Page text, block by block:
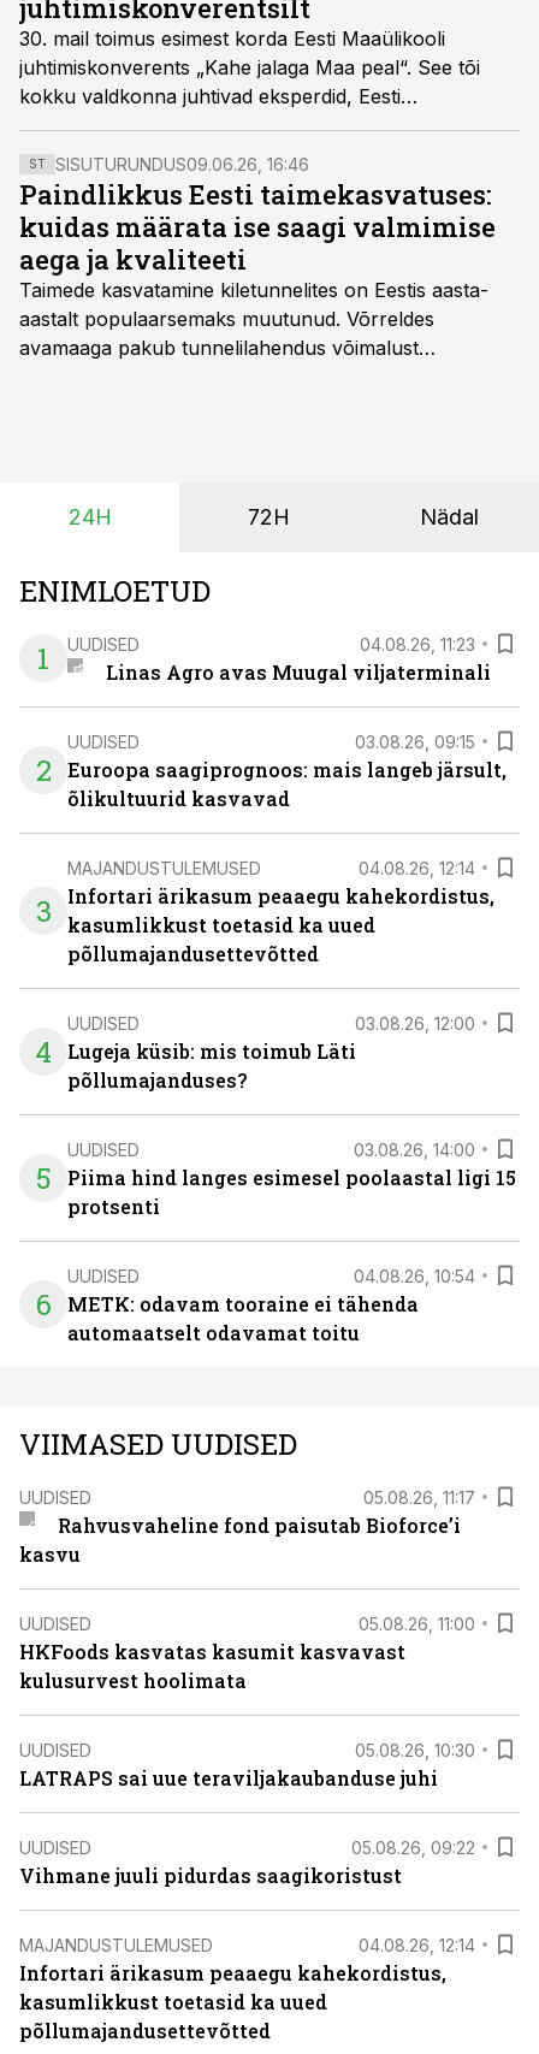
juhtimiskonverentsilt
30. mail toimus esimest korda Eesti Maaülikooli
juhtimiskonverents „Kahe jalaga Maa peal“. See tõi
kokku valdkonna juhtivad eksperdid, Eesti
Maaülikoolist tuule tiibadesse saanud tippjuhid,
teadlased, ettevõtjad ja tulevikutegijad, kes jagasid oma
juhtimisalaseid kogemusi ning visioone valdkonna
arengusuundadest.
ST SISUTURUNDUS09.06.26, 16:46
Paindlikkus Eesti taimekasvatuses:
kuidas määrata ise saagi valmimise
aega ja kvaliteeti
Taimede kasvatamine kiletunnelites on Eestis aasta-
aastalt populaarsemaks muutunud. Võrreldes
avamaaga pakub tunnelilahendus võimalust
24H 72H Nädal
ENIMLOETUD
1
UUDISED 04.08.26, 11:23
Linas Agro avas Muugal viljaterminali
2
UUDISED 03.08.26, 09:15
Euroopa saagiprognoos: mais langeb järsult,
õlikultuurid kasvavad
3
MAJANDUSTULEMUSED 04.08.26, 12:14
Infortari ärikasum peaaegu kahekordistus,
kasumlikkust toetasid ka uued
põllumajandusettevõtted
4
UUDISED 03.08.26, 12:00
Lugeja küsib: mis toimub Läti
põllumajanduses?
5
UUDISED 03.08.26, 14:00
Piima hind langes esimesel poolaastal ligi 15
protsenti
6
UUDISED 04.08.26, 10:54
METK: odavam tooraine ei tähenda
automaatselt odavamat toitu
VIIMASED UUDISED
UUDISED 05.08.26, 11:17
Rahvusvaheline fond paisutab Bioforce’i
kasvu
UUDISED 05.08.26, 11:00
HKFoods kasvatas kasumit kasvavast
kulusurvest hoolimata
UUDISED 05.08.26, 10:30
LATRAPS sai uue teraviljakaubanduse juhi
UUDISED 05.08.26, 09:22
Vihmane juuli pidurdas saagikoristust
MAJANDUSTULEMUSED 04.08.26, 12:14
Infortari ärikasum peaaegu kahekordistus,
kasumlikkust toetasid ka uued
põllumajandusettevõtted